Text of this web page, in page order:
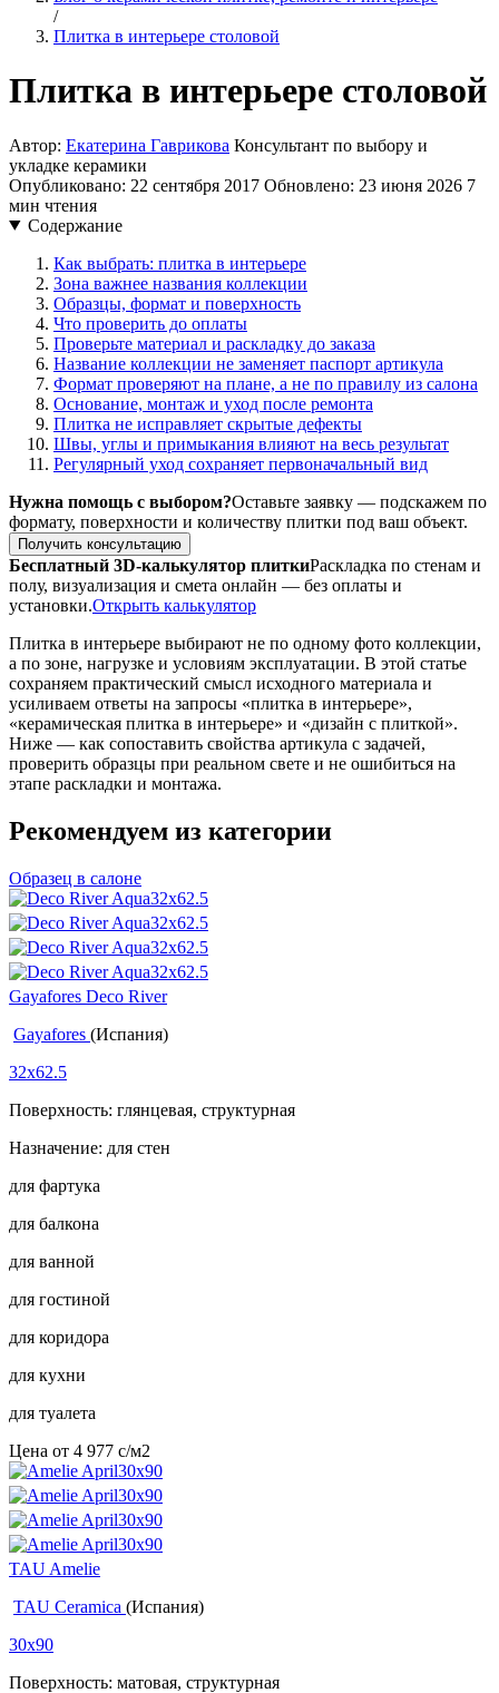
/
Плитка в интерьере столовой
Плитка в интерьере столовой
Автор: Екатерина Гаврикова Консультант по выбору и
укладке керамики
Опубликовано: 22 сентября 2017 Обновлено: 23 июня 2026 7
мин чтения
Содержание
Как выбрать: плитка в интерьере
Зона важнее названия коллекции
Образцы, формат и поверхность
Что проверить до оплаты
Проверьте материал и раскладку до заказа
Название коллекции не заменяет паспорт артикула
Формат проверяют на плане, а не по правилу из салона
Основание, монтаж и уход после ремонта
Плитка не исправляет скрытые дефекты
Швы, углы и примыкания влияют на весь результат
Регулярный уход сохраняет первоначальный вид
Нужна помощь с выбором?Оставьте заявку — подскажем по
формату, поверхности и количеству плитки под ваш объект.
Получить консультацию
Бесплатный 3D-калькулятор плиткиРаскладка по стенам и
полу, визуализация и смета онлайн — без оплаты и
установки.Открыть калькулятор
Плитка в интерьере выбирают не по одному фото коллекции,
а по зоне, нагрузке и условиям эксплуатации. В этой статье
сохраняем практический смысл исходного материала и
усиливаем ответы на запросы «плитка в интерьере»,
«керамическая плитка в интерьере» и «дизайн с плиткой».
Ниже — как сопоставить свойства артикула с задачей,
проверить образцы при реальном свете и не ошибиться на
этапе раскладки и монтажа.
Рекомендуем из категории
Образец в салоне
Gayafores Deco River
Gayafores (Испания)
32x62.5
Поверхность: глянцевая, структурная
Назначение: для стен
для фартука
для балкона
для ванной
для гостиной
для коридора
для кухни
для туалета
Цена от 4 977 c/м2
TAU Amelie
TAU Ceramica (Испания)
30x90
Поверхность: матовая, структурная